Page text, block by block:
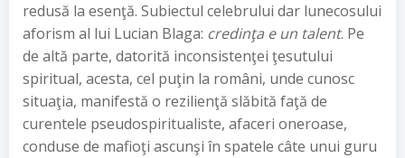
redusă la esenţă. Subiectul celebrului dar lunecosului
aforism al lui Lucian Blaga: credinţa e un talent. Pe
de altă parte, datorită inconsistenţei ţesutului
spiritual, acesta, cel puţin la români, unde cunosc
situaţia, manifestă o rezilienţă slăbită faţă de
curentele pseudospiritualiste, afaceri oneroase,
conduse de mafioţi ascunşi în spatele câte unui guru